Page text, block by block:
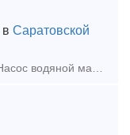
в Саратовской